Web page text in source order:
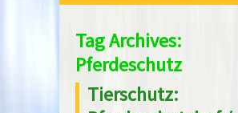
Tag Archives:
Pferdeschutz
Tierschutz: